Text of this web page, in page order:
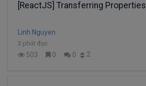
[ReactJS] Transferring Properties
Linh Nguyen
3 phút đọc
503 0 0 2